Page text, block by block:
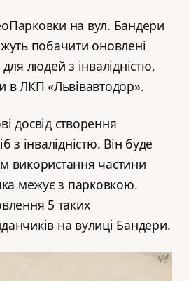
на вул. Бандери
побачити оновлені
людей з інвалідністю,
в ЛКП «Львівавтодор».
досвід створення
з інвалідністю. Він буде
використання частини
межує з парковкою.
5 таких
на вулиці Бандери.